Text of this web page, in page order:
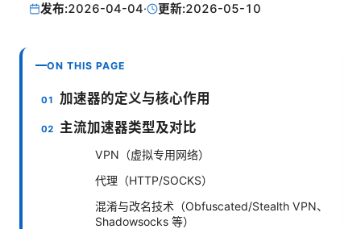
发布:2026-04-04· 更新:2026-05-10
ON THIS PAGE
加速器的定义与核心作用
主流加速器类型及对比
VPN（虚拟专用网络）
代理（HTTP/SOCKS）
混淆与改名技术（Obfuscated/Stealth VPN、
Shadowsocks 等）